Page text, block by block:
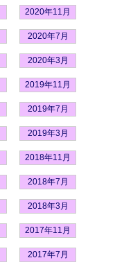
2020年11月
2020年7月
2020年3月
2019年11月
2019年7月
2019年3月
2018年11月
2018年7月
2018年3月
2017年11月
2017年7月